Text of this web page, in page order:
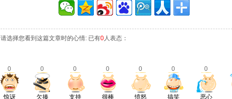
请选择您看到这篇文章时的心情: 已有0人表态：
0 0 0 0 0 0 0
惊讶 欠揍 支持 很棒 愤怒 搞笑 恶心